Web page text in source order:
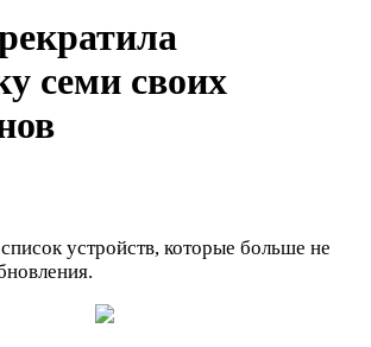
семи своих
устройств, которые больше не